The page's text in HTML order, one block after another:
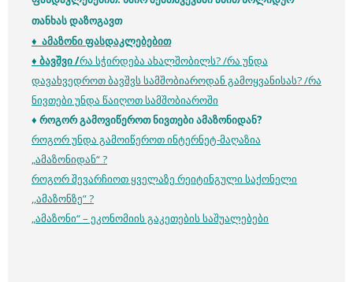
თანხას დაზოგავთ
♦ ამაზონი ფასდაკლებებით
♦ ბავშვი /რა სჭირდება ახალშობილს? /რა უნდა
დავახვედროთ ბავშვს სამშობიაროდან გამოყვანისას? /რა
ნივთები უნდა წაიღოთ სამშობიაროში
♦ როგორ გამოვიწეროთ ნივთები ამაზონიდან?
როგორ უნდა გამოიწეროთ ინტერნეტ-მაღაზია
„ამაზონიდან“ ?
როგორ შევარჩიოთ ყველაზე რეიტინგული საქონელი
,,ამაზონზე” ?
„ამაზონი“ – ეკონომიის გაკეთების საშუალებები